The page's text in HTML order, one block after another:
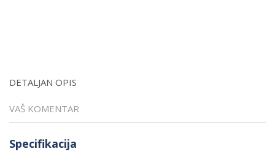
DETALJAN OPIS
VAŠ KOMENTAR
Specifikacija